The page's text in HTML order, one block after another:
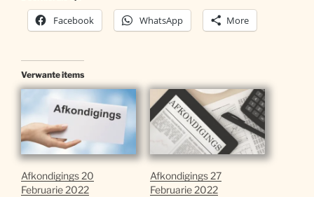
Facebook WhatsApp More
Verwante items
Afkondigings 20
Februarie 2022
Afkondigings 27
Februarie 2022